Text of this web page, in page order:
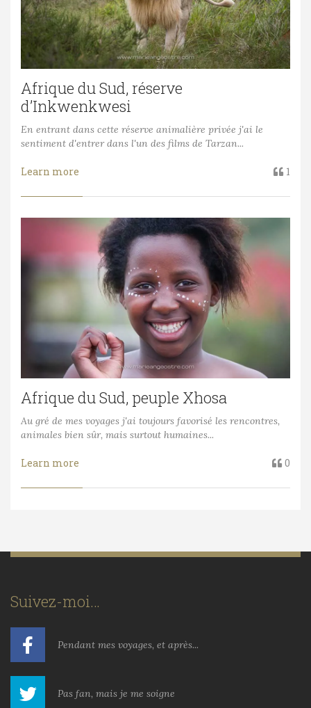
Afrique du Sud, réserve
d’Inkwenkwesi
En entrant dans cette réserve animalière privée j'ai le
sentiment d'entrer dans l'un des films de Tarzan...
Learn more 1
Afrique du Sud, peuple Xhosa
Au gré de mes voyages j'ai toujours favorisé les rencontres,
animales bien sûr, mais surtout humaines...
Learn more 0
Suivez-moi…
Pendant mes voyages, et après...
Pas fan, mais je me soigne